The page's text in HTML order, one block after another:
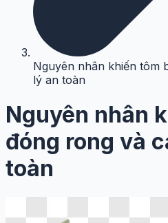
Nguyên nhân khiến tôm
lý an toàn
Nguyên nhân
đóng rong và
toàn